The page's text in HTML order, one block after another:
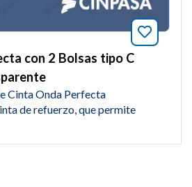
Añade
con 2 Bolsas tipo C
Cinta Onda Perfecta
de refuerzo, que permite